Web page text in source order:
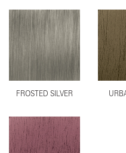
FROSTED SILVER